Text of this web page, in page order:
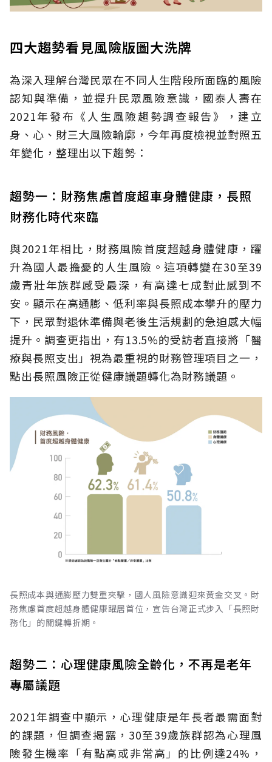
四大趨勢看見風險版圖大洗牌
為深入理解台灣民眾在不同人生階段所面臨的風險
認知與準備，並提升民眾風險意識，國泰人壽在
2021年發布《人生風險趨勢調查報告》，建立
身、心、財三大風險輪廓，今年再度檢視並對照五
年變化，整理出以下趨勢：
趨勢一：財務焦慮首度超車身體健康，長照
財務化時代來臨
與2021年相比，財務風險首度超越身體健康，躍
升為國人最擔憂的人生風險。這項轉變在30至39
歲青壯年族群感受最深，有高達七成對此感到不
安。顯示在高通膨、低利率與長照成本攀升的壓力
下，民眾對退休準備與老後生活規劃的急迫感大幅
提升。調查更指出，有13.5%的受訪者直接將「醫
療與長照支出」視為最重視的財務管理項目之一，
點出長照風險正從健康議題轉化為財務議題。
長照成本與通膨壓力雙重夾擊，國人風險意識迎來黃金交叉。財
務焦慮首度超越身體健康躍居首位，宣告台灣正式步入「長照財
務化」的關鍵轉折期。
趨勢二：心理健康風險全齡化，不再是老年
專屬議題
2021年調查中顯示，心理健康是年長者最需面對
的課題，但調查揭露，30至39歲族群認為心理風
險發生機率「有點高或非常高」的比例達24%，